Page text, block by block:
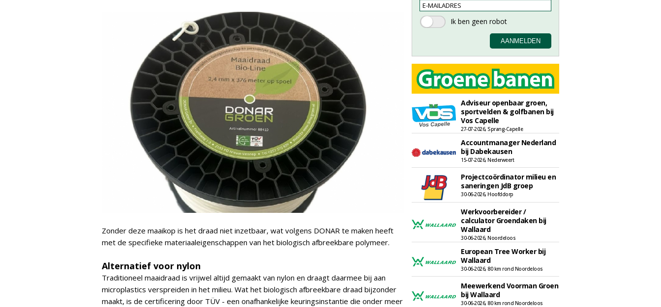
Zonder deze maaikop is het draad niet inzetbaar, wat volgens DONAR te maken heeft
met de specifieke materiaaleigenschappen van het biologisch afbreekbare polymeer.
Alternatief voor nylon
Traditioneel maaidraad is vrijwel altijd gemaakt van nylon en draagt daarmee bij aan
microplastics verspreiden in het milieu. Wat het biologisch afbreekbare draad bijzonder
maakt, is de certificering door TÜV - een onafhankelijke keuringsinstantie die onder meer
Adviseur openbaar groen,
sportvelden & golfbanen bij
Vos Capelle
27-07-2026, Sprang-Capelle
Accountmanager Nederland
bij Dabekausen
15-07-2026, Nederweert
Projectcoördinator milieu en
saneringen JdB groep
30-06-2026, Hoofddorp
Werkvoorbereider /
calculator Groendaken bij
Wallaard
30-06-2026, Noordeloos
European Tree Worker bij
Wallaard
30-06-2026, 80 km rond Noordeloos
Meewerkend Voorman Groen
bij Wallaard
30-06-2026, 80 km rond Noordeloos